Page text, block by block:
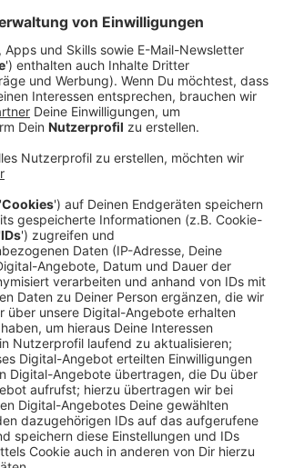
08.09.2025 06:35
das Ein- und Ausatmen der Patienten
wird der lebenswichtige
Schläuche ins Blut geleitet und
Kohlendioxid abgeleitet. Um dieses
regelmäßig bedienen zu können hat
extra ein Spezialteam ausgebildet.
in Corona-Zeiten
wurde Patienten damit schon das
wenn sie schwere